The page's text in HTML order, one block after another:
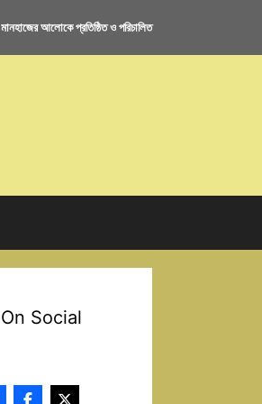
আলোকে প্রতিষ্ঠিত ও পরিচালিত
Social